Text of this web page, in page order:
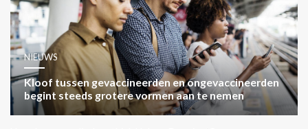
NIEUWS
Kloof tussen gevaccineerden en ongevaccineerden
begint steeds grotere vormen aan te nemen